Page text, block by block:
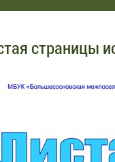
страницы